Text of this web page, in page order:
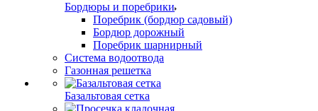
Бордюры и поребрики
Поребрик (бордюр садовый)
Бордюр дорожный
Поребрик шарнирный
Система водоотвода
Газонная решетка
Базальтовая сетка